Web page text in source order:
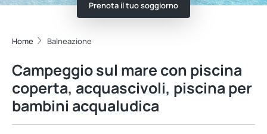
Prenota il tuo soggiorno
Home Balneazione
Campeggio sul mare con piscina
coperta, acquascivoli, piscina per
bambini acqualudica